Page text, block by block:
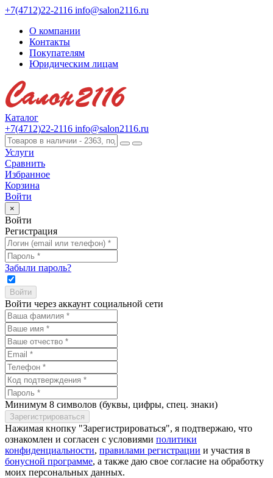
+7(4712)22-2116 info@salon2116.ru
О компании
Контакты
Покупателям
Юридическим лицам
Каталог
+7(4712)22-2116 info@salon2116.ru
Услуги
Сравнить
Избранное
Корзина
Войти
×
Войти
Регистрация
Забыли пароль?
Войти через аккаунт социальной сети
Минимум 8 символов (буквы, цифры, спец. знаки)
Нажимая кнопку "Зарегистрироваться", я подтвержаю, что
ознакомлен и согласен с условиями политики
конфиденциальности, правилами регистрации и участия в
бонусной программе, а также даю свое согласие на обработку
моих персональных данных.